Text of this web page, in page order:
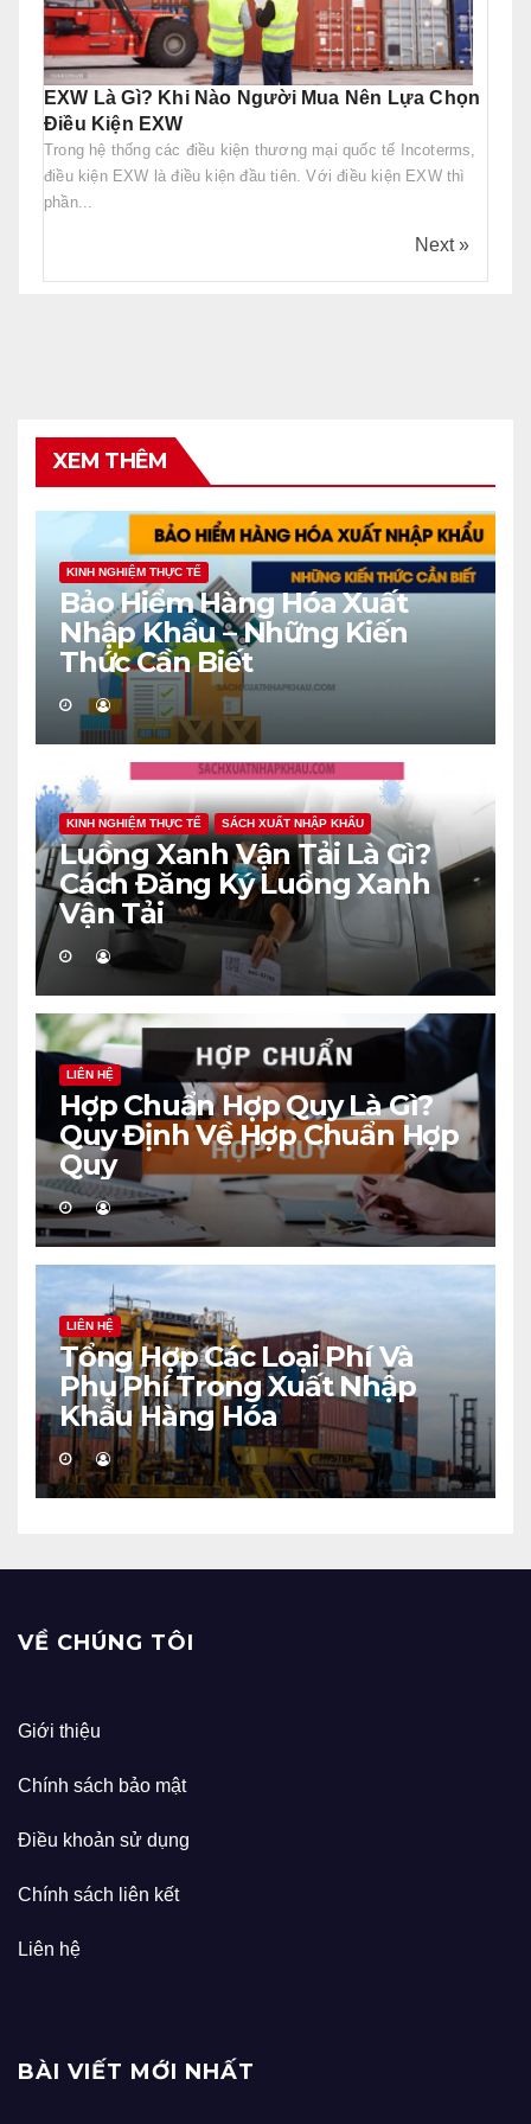
EXW Là Gì? Khi Nào Người Mua Nên Lựa Chọn
Điều Kiện EXW
Trong hệ thống các điều kiện thương mại quốc tế Incoterms,
điều kiện EXW là điều kiện đầu tiên. Với điều kiện EXW thì
phần...
Next »
XEM THÊM
KINH NGHIỆM THỰC TẾ
Bảo Hiểm Hàng Hóa Xuất
Nhập Khẩu – Những Kiến
Thức Cần Biết
KINH NGHIỆM THỰC TẾ SÁCH XUẤT NHẬP KHẨU
Luồng Xanh Vận Tải Là Gì?
Cách Đăng Ký Luồng Xanh
Vận Tải
LIÊN HỆ
Hợp Chuẩn Hợp Quy Là Gì?
Quy Định Về Hợp Chuẩn Hợp
Quy
LIÊN HỆ
Tổng Hợp Các Loại Phí Và
Phụ Phí Trong Xuất Nhập
Khẩu Hàng Hóa
VỀ CHÚNG TÔI
Giới thiệu
Chính sách bảo mật
Điều khoản sử dụng
Chính sách liên kết
Liên hệ
BÀI VIẾT MỚI NHẤT